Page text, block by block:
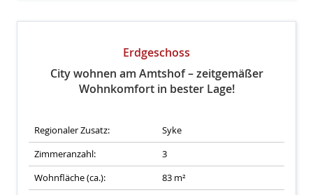
Erdgeschoss
City wohnen am Amtshof – zeitgemäßer
Wohnkomfort in bester Lage!
Regionaler Zusatz:
Syke
Zimmeranzahl:
3
Wohnfläche (ca.):
83 m²